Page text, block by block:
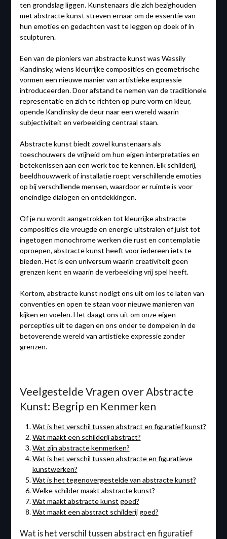
ten grondslag liggen. Kunstenaars die zich bezighouden
met abstracte kunst streven ernaar om de essentie van
hun emoties en gedachten vast te leggen op doek of in
sculpturen.
Een van de pioniers van abstracte kunst was Wassily
Kandinsky, wiens kleurrijke composities en geometrische
vormen een nieuwe manier van artistieke expressie
introduceerden. Door afstand te nemen van de traditionele
representatie en zich te richten op pure vorm en kleur,
opende Kandinsky de deur naar een wereld waarin
subjectiviteit en verbeelding centraal staan.
Abstracte kunst biedt zowel kunstenaars als
toeschouwers de vrijheid om hun eigen interpretaties en
betekenissen aan een werk toe te kennen. Elk schilderij,
beeldhouwwerk of installatie roept verschillende emoties
op bij verschillende mensen, waardoor er ruimte is voor
oneindige dialogen en ontdekkingen.
Of je nu wordt aangetrokken tot kleurrijke abstracte
composities die vreugde en energie uitstralen of juist tot
ingetogen monochrome werken die rust en contemplatie
oproepen, abstracte kunst heeft voor iedereen iets te
bieden. Het is een universum waarin creativiteit geen
grenzen kent en waarin de verbeelding vrij spel heeft.
Kortom, abstracte kunst nodigt ons uit om los te laten van
conventies en open te staan voor nieuwe manieren van
kijken en voelen. Het daagt ons uit om onze eigen
percepties uit te dagen en ons onder te dompelen in de
betoverende wereld van artistieke expressie zonder
grenzen.
Veelgestelde Vragen over Abstracte
Kunst: Begrip en Kenmerken
Wat is het verschil tussen abstract en figuratief kunst?
Wat maakt een schilderij abstract?
Wat zijn abstracte kenmerken?
Wat is het verschil tussen abstracte en figuratieve
kunstwerken?
Wat is het tegenovergestelde van abstracte kunst?
Welke schilder maakt abstracte kunst?
Wat maakt abstracte kunst goed?
Wat maakt een abstract schilderij goed?
Wat is het verschil tussen abstract en figuratief